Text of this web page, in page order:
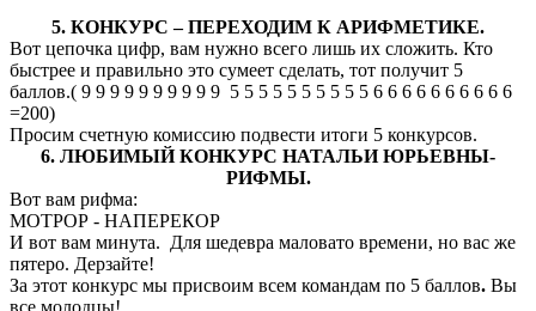
5. КОНКУРС – ПЕРЕХОДИМ К АРИФМЕТИКЕ.
Вот цепочка цифр, вам нужно всего лишь их сложить. Кто
быстрее и правильно это сумеет сделать, тот получит 5
баллов.( 9 9 9 9 9 9 9 9 9 9 5 5 5 5 5 5 5 5 5 5 6 6 6 6 6 6 6 6 6 6
=200)
Просим счетную комиссию подвести итоги 5 конкурсов.
6. ЛЮБИМЫЙ КОНКУРС НАТАЛЬИ ЮРЬЕВНЫ-
РИФМЫ.
Вот вам рифма:
МОТРОР - НАПЕРЕКОР
И вот вам минута. Для шедевра маловато времени, но вас же
пятеро. Дерзайте!
За этот конкурс мы присвоим всем командам по 5 баллов. Вы
все молодцы!